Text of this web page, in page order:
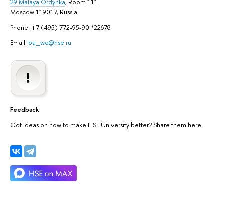
29 Malaya Ordynka, Room 111
Moscow 119017, Russia
Phone: +7 (495) 772-95-90 *22678
Email: ba_we@hse.ru
Feedback
Got ideas on how to make HSE University better? Share them here.